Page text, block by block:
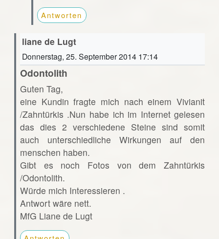
Antworten
liane de Lugt
Donnerstag, 25. September 2014 17:14
Odontolith
Guten Tag,
eine Kundin fragte mich nach einem Vivianit
/Zahntürkis .Nun habe ich im Internet gelesen
das dies 2 verschiedene Steine sind somit
auch unterschiedliche Wirkungen auf den
menschen haben.
Gibt es noch Fotos von dem Zahntürkis
/Odontolith.
Würde mich Interessieren .
Antwort wäre nett.
MfG Liane de Lugt